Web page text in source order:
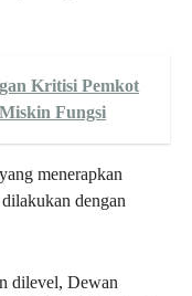
Kritisi Pemkot
Fungsi
menerapkan
dengan
dilevel, Dewan